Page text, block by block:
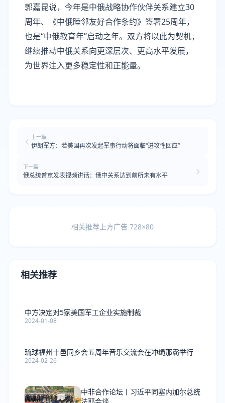
郭嘉昆说，今年是中俄战略协作伙伴关系建立30
周年、《中俄睦邻友好合作条约》签署25周年，
也是“中俄教育年”启动之年。双方将以此为契机，
继续推动中俄关系向更深层次、更高水平发展，
为世界注入更多稳定性和正能量。
上一篇
伊朗军方：若美国再次发起军事行动将面临“进攻性回应”
下一篇
俄总统普京发表视频讲话：俄中关系达到前所未有水平
相关推荐上方广告 728×80
相关推荐
中方决定对5家美国军工企业实施制裁
2024-01-08
琉球福州十邑同乡会五周年音乐交流会在冲绳那霸举行
2024-02-26
中非合作论坛丨习近平同塞内加尔总统